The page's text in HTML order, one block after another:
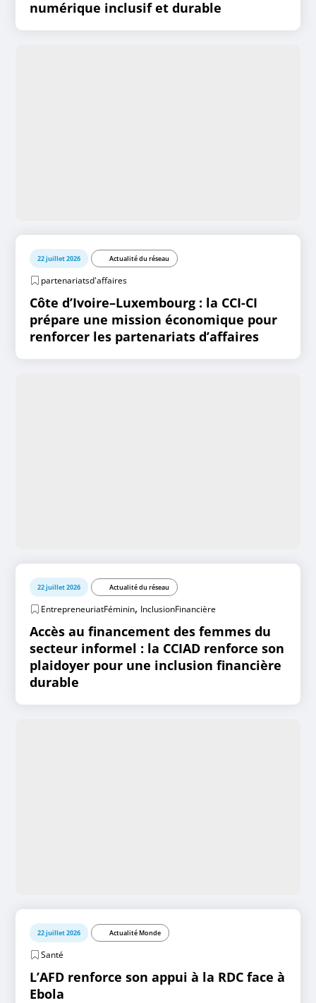
numérique inclusif et durable
22 juillet 2026 Actualité du réseau
partenariatsd'affaires
Côte d’Ivoire–Luxembourg : la CCI-CI
prépare une mission économique pour
renforcer les partenariats d’affaires
22 juillet 2026 Actualité du réseau
EntrepreneuriatFéminin, InclusionFinancière
Accès au financement des femmes du
secteur informel : la CCIAD renforce son
plaidoyer pour une inclusion financière
durable
22 juillet 2026 Actualité Monde
Santé
L’AFD renforce son appui à la RDC face à
Ebola